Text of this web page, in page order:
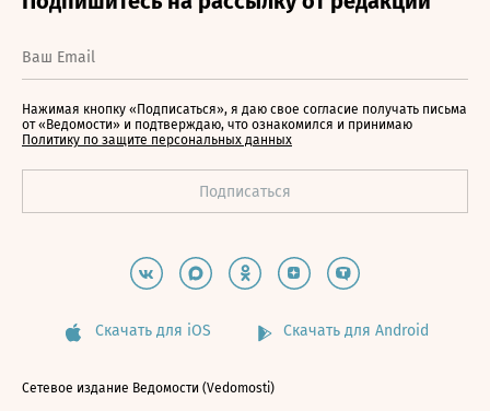
Нажимая кнопку «Подписаться», я даю свое согласие получать письма
от «Ведомости» и подтверждаю, что ознакомился и принимаю
Политику по защите персональных данных
Скачать для iOS Скачать для Android
Сетевое издание Ведомости (Vedomosti)